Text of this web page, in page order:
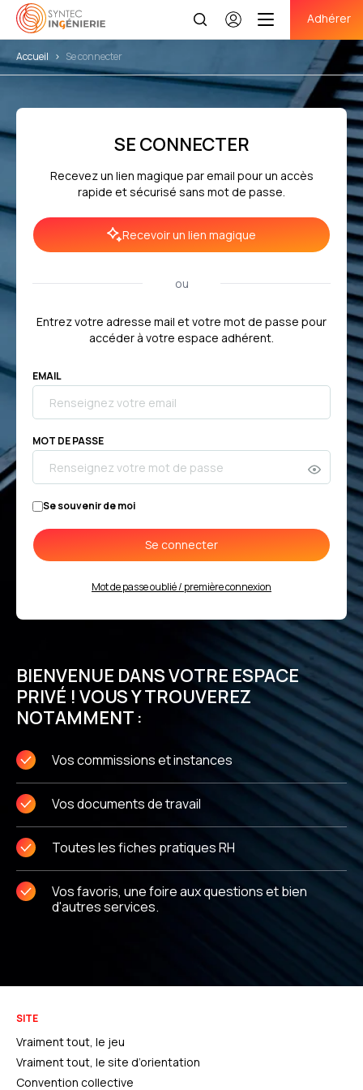
Se
Adhérer
Accueil > Se connecter
SE CONNECTER
Recevez un lien magique par email pour un accès
rapide et sécurisé sans mot de passe.
Recevoir un lien magique
ou
Entrez votre adresse mail et votre mot de passe pour
accéder à votre espace adhérent.
EMAIL
MOT DE PASSE
Se souvenir de moi
Se connecter
Mot de passe oublié / première connexion
BIENVENUE DANS VOTRE ESPACE
PRIVÉ ! VOUS Y TROUVEREZ
NOTAMMENT :
Vos commissions et instances
Vos documents de travail
Toutes les fiches pratiques RH
Vos favoris, une foire aux questions et bien
d'autres services.
SITE
Vraiment tout, le jeu
Vraiment tout, le site d’orientation
Convention collective